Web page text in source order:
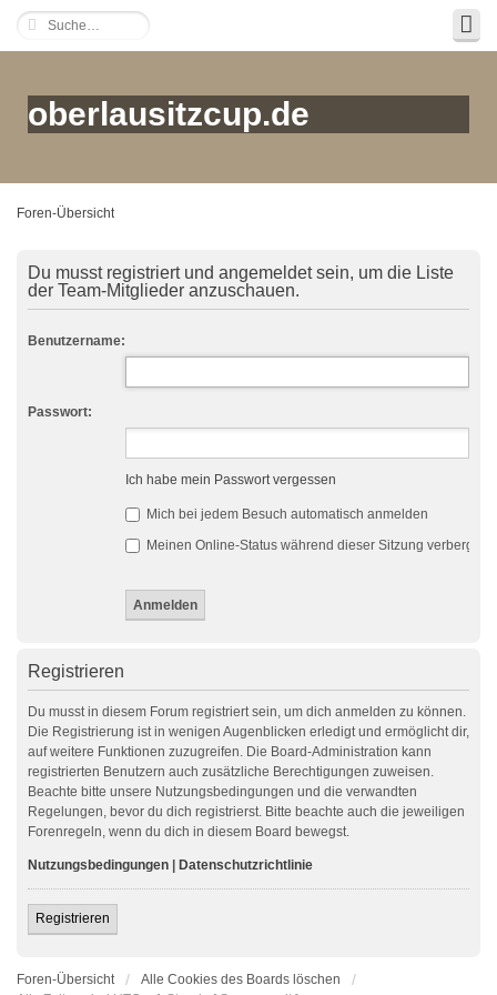
oberlausitzcup.de
Foren-Übersicht
Du musst registriert und angemeldet sein, um die Liste
der Team-Mitglieder anzuschauen.
Benutzername:
Passwort:
Ich habe mein Passwort vergessen
Mich bei jedem Besuch automatisch anmelden
Meinen Online-Status während dieser Sitzung verbergen
Registrieren
Du musst in diesem Forum registriert sein, um dich anmelden zu können.
Die Registrierung ist in wenigen Augenblicken erledigt und ermöglicht dir,
auf weitere Funktionen zuzugreifen. Die Board-Administration kann
registrierten Benutzern auch zusätzliche Berechtigungen zuweisen.
Beachte bitte unsere Nutzungsbedingungen und die verwandten
Regelungen, bevor du dich registrierst. Bitte beachte auch die jeweiligen
Forenregeln, wenn du dich in diesem Board bewegst.
Nutzungsbedingungen Datenschutzrichtlinie
Registrieren
Foren-Übersicht
Alle Cookies des Boards löschen